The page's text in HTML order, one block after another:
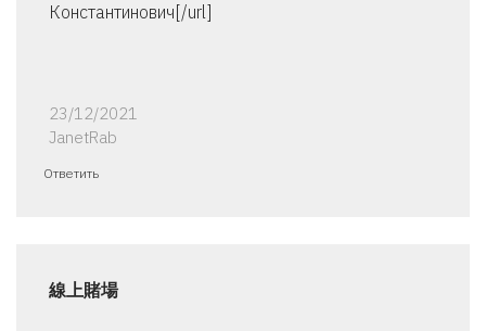
Константинович[/url]
23/12/2021
JanetRab
Ответить
線上賭場